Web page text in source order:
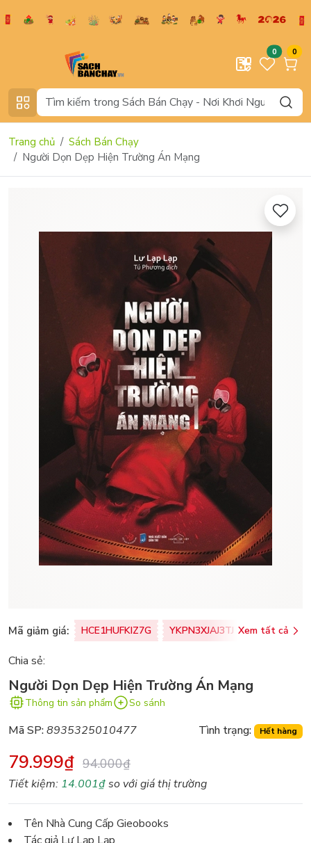
0 0
Trang chủ
Sách Bán Chạy
Người Dọn Dẹp Hiện Trường Án Mạng
Mã giảm giá: HCE1HUFKIZ7G YKPN3XJAJ3TJ Xem tất cả
Chia sẻ:
Người Dọn Dẹp Hiện Trường Án Mạng
Thông tin sản phẩm So sánh
Mã SP:8935325010477 Tình trạng: Hết hàng
79.999₫ 94.000₫
Tiết kiệm: 14.001₫so với giá thị trường
Tên Nhà Cung Cấp Gieobooks